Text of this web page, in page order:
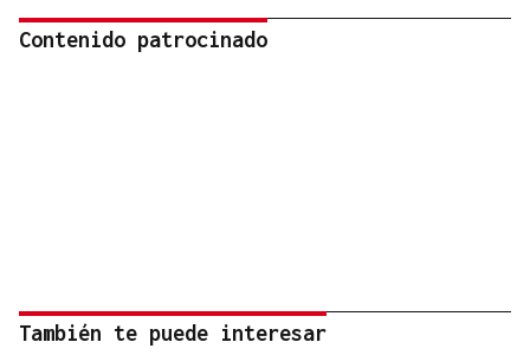
Contenido patrocinado
También te puede interesar